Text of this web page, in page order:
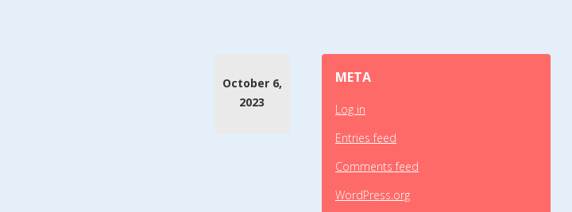
October 6,
2023
META
Log in
Entries feed
Comments feed
WordPress.org